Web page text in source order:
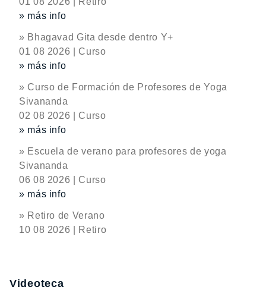
» más info
» Bhagavad Gita desde dentro Y+
01 08 2026 | Curso
» más info
» Curso de Formación de Profesores de Yoga
Sivananda
02 08 2026 | Curso
» más info
» Escuela de verano para profesores de yoga
Sivananda
06 08 2026 | Curso
» más info
» Retiro de Verano
10 08 2026 | Retiro
Videoteca